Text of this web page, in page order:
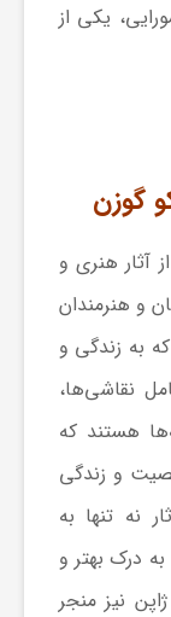
یکی از
گوزن
آثار هنری و
و هنرمندان
به زندگی و
نقاشی‌ها،
هستند که
و زندگی
نه تنها به
درک بهتر و
نیز منجر